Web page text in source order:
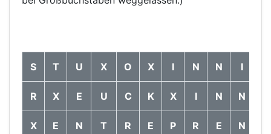
S T U X O X I N N I
R X E U C K X I N N
X E N T R E P R E N